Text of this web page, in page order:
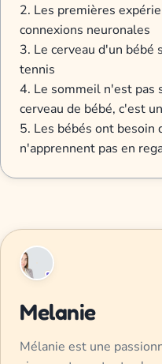
2. Les premières
connexions neuronales
3. Le cerveau d'un bébé
tennis
4. Le sommeil n'est pas
cerveau de bébé, c'est
5. Les bébés ont besoin
n'apprennent pas en
Melanie
Mélanie est une